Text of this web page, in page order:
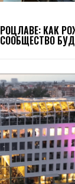
ВРОЦЛАВЕ: КАК
СООБЩЕСТВО